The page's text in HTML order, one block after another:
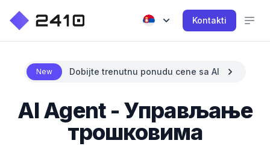
Kontakti
New Dobijte trenutnu ponudu cene sa AI
AI Agent - Управљање
трошковима